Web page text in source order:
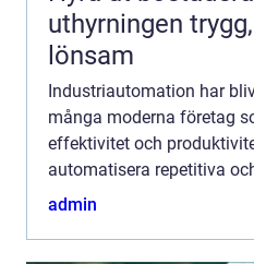
uthyrningen
lönsam
Industriautomation har
många moderna företag
effektivitet och
automatisera repetitiva
arbetsuppgifter kan för...
admin